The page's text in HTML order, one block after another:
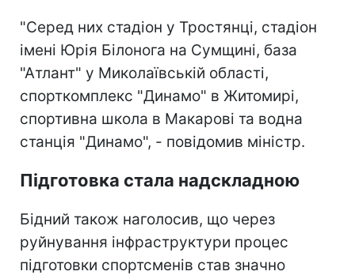
"Серед них стадіон у Тростянці, стадіон
імені Юрія Білонога на Сумщині, база
"Атлант" у Миколаївській області,
спорткомплекс "Динамо" в Житомирі,
спортивна школа в Макарові та водна
станція "Динамо", - повідомив міністр.
Підготовка стала надскладною
Бідний також наголосив, що через
руйнування інфраструктури процес
підготовки спортсменів став значно